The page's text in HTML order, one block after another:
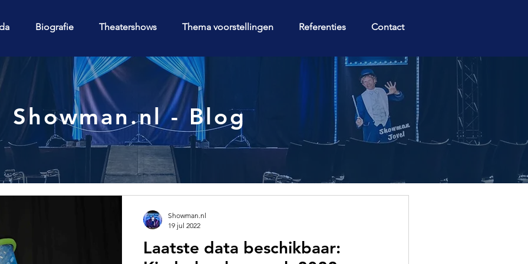
Showman.nl - Blog
Laatste data beschikbaar:
Showman.nl
19 jul 2022
Biografie Theatershows Thema voorstellingen Referenties Contact